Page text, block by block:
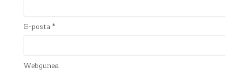
E-posta*
Webgunea